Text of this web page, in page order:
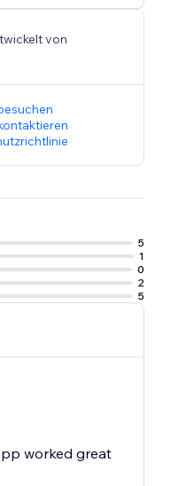
von
5
1
0
2
5
worked great